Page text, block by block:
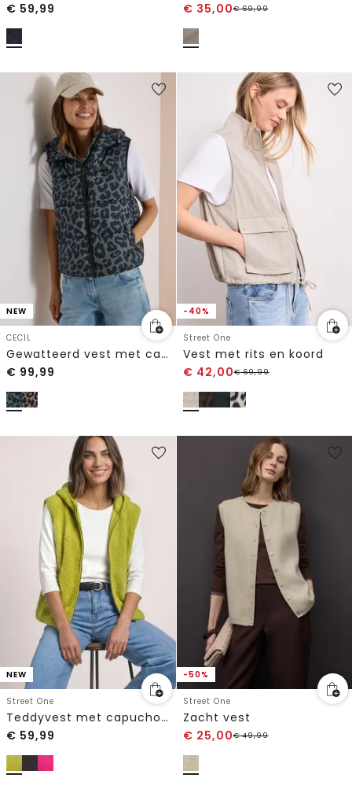
€ 59,99
€ 35,00€69,99
NEW
CECIL
Gewatteerd vest met capuchon en zakken
€ 99,99
-40%
Street One
Vest met rits en koord
€ 42,00€69,99
NEW
Street One
Teddyvest met capuchon en rits
€ 59,99
-50%
Street One
Zacht vest
€ 25,00€49,99